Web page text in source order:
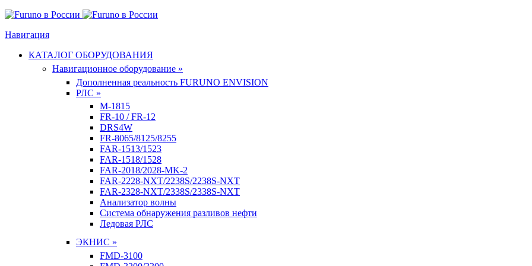
Навигация
КАТАЛОГ ОБОРУДОВАНИЯ
Навигационное оборудование »
Дополненная реальность FURUNO ENVISION
РЛС »
M-1815
FR-10 / FR-12
DRS4W
FR-8065/8125/8255
FAR-1513/1523
FAR-1518/1528
FAR-2018/2028-MK-2
FAR-2228-NXT/2238S/2238S-NXT
FAR-2328-NXT/2338S/2338S-NXT
Анализатор волны
Система обнаружения разливов нефти
Ледовая РЛС
ЭКНИС »
FMD-3100